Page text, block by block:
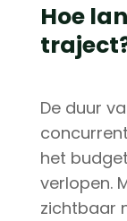
Hoe
De duur
het
verlopen.
zichtbaar